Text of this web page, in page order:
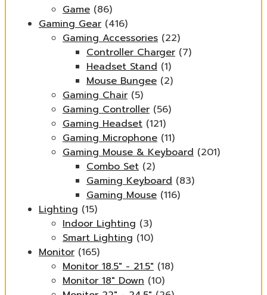
Game (86)
Gaming Gear (416)
Gaming Accessories (22)
Controller Charger (7)
Headset Stand (1)
Mouse Bungee (2)
Gaming Chair (5)
Gaming Controller (56)
Gaming Headset (121)
Gaming Microphone (11)
Gaming Mouse & Keyboard (201)
Combo Set (2)
Gaming Keyboard (83)
Gaming Mouse (116)
Lighting (15)
Indoor Lighting (3)
Smart Lighting (10)
Monitor (165)
Monitor 18.5" - 21.5" (18)
Monitor 18" Down (10)